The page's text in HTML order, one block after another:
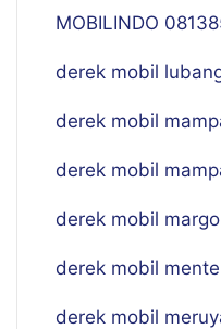
MOBILINDO
derek mobil
derek mobil
derek mobil
derek mobil
derek mobil
derek mobil